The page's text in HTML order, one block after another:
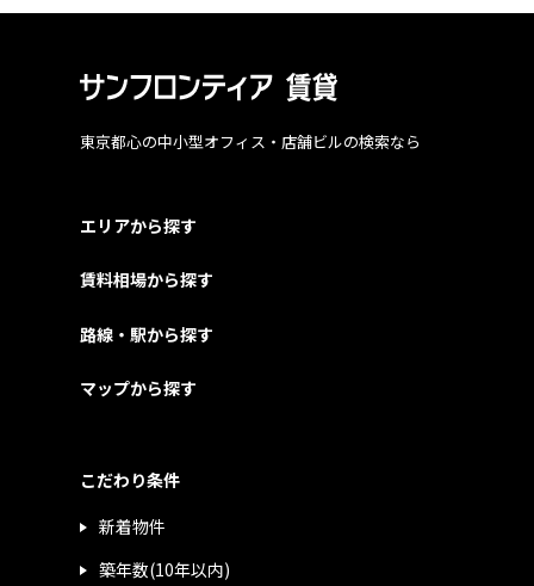
東京都心の中小型オフィス・店舗ビルの検索なら
エリアから探す
賃料相場から探す
路線・駅から探す
マップから探す
こだわり条件
新着物件
築年数(10年以内)